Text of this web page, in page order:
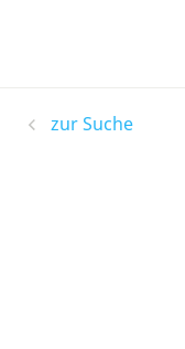
zur Suche